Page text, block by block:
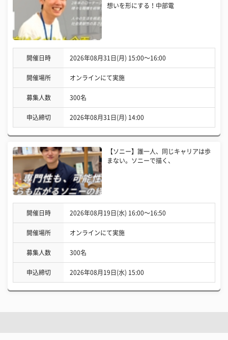
想いを形にする！中部電
開催日時 2026年08月31日(月) 15:00〜16:00
開催場所 オンラインにて実施
募集人数 300名
申込締切 2026年08月31日(月) 14:00
【ソニー】誰一人、同じキャリアは歩
まない。ソニーで描く、
開催日時 2026年08月19日(水) 16:00〜16:50
開催場所 オンラインにて実施
募集人数 300名
申込締切 2026年08月19日(水) 15:00